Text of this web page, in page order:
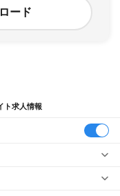
ード
ト求人情報